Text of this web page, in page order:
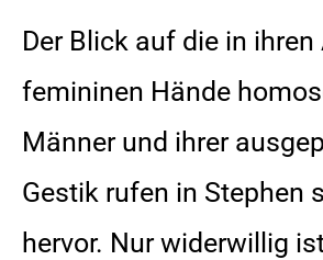
Der Blick auf die in ihren
femininen Hände
Männer und ihrer
Gestik rufen in Stephen
hervor. Nur widerwillig